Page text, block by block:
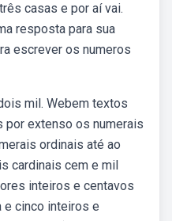
casas e por aí vai.
resposta para sua
escrever os numeros
mil. Webem textos
extenso os numerais
ordinais até ao
cardinais cem e mil
inteiros e centavos
e cinco inteiros e